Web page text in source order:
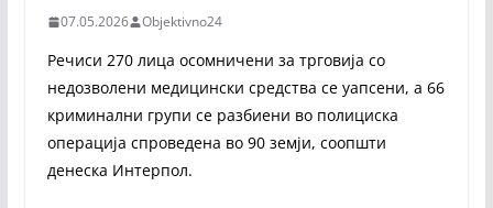
07.05.2026 Objektivno24
Речиси 270 лица осомничени за трговија со
недозволени медицински средства се уапсени, а 66
криминални групи се разбиени во полициска
операција спроведена во 90 земји, соопшти
денеска Интерпол.